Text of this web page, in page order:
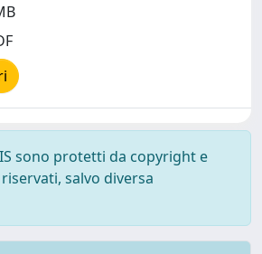
sono protetti da copyright e
salvo diversa